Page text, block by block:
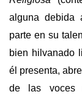
alguna debida
parte en su
bien hilvanado
él presenta,
de las voces